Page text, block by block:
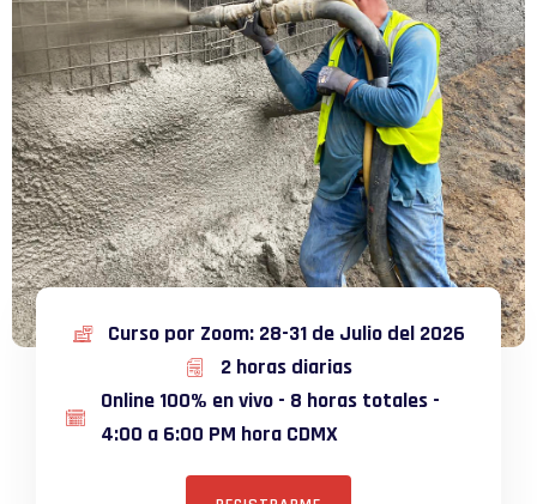
Curso por Zoom: 28-31 de Julio del 2026
2 horas diarias
Online 100% en vivo - 8 horas totales -
4:00 a 6:00 PM hora CDMX